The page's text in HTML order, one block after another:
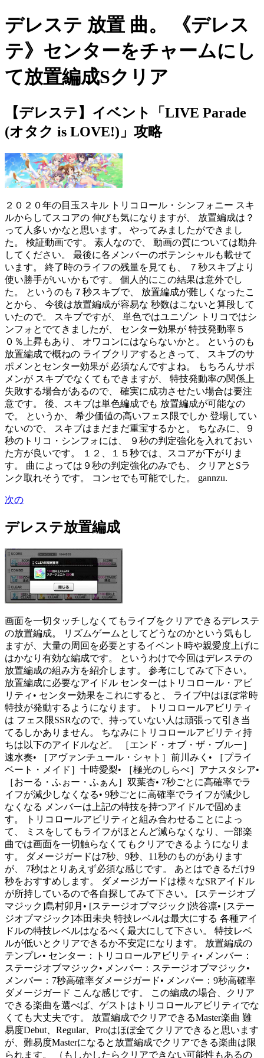
デレステ 放置 曲。 《デレス
テ》センターをチャームにし
て放置編成Sクリア
【デレステ】イベント「LIVE Parade
(オタク is LOVE!)」攻略
２０２０年の目玉スキル トリコロール・シンフォニー スキ
ルからしてスコアの 伸びも気になりますが、 放置編成は？
って人多いかなと思います。 やってみましたができまし
た。 検証動画です。 素人なので、 動画の質については勘弁
してください。 最後に各メンバーのポテンシャルも載せて
います。 終了時のライフの残量を見ても、 ７秒スキブより
使い勝手がいいかもです。 個人的にこの結果は意外でし
た。 というのも７秒スキブで、 放置編成が難しくなったこ
とから、 今後は放置編成が容易な 秒数はこないと算段して
いたので。 スキブですが、 単色ではユニゾン トリコではシ
ンフォとでてきましたが、 センター効果が 特技発動率５
０％上昇もあり、 オワコンにはならないかと。 というのも
放置編成で概ねの ライブクリアするときって、 スキブのサ
ポメンとセンター効果が 必須なんですよね。 もちろんサポ
メンが スキブでなくてもできますが、 特技発動率の関係上
失敗する場合があるので、 確実に成功させたい場合は要注
意です。 後、スキブは単色編成でも 放置編成が可能なの
で。 というか、 希少価値の高いフェス限でしか 登場してい
ないので、 スキブはまだまだ重宝するかと。 ちなみに、９
秒のトリコ・シンフォには、 ９秒の判定強化を入れておい
た方が良いです。 １２、１５秒では、スコアが下がりま
す。 曲によっては９秒の判定強化のみでも、 クリアとSラ
ンク取れそうです。 コンセでも可能でした。 gannzu.
次の
デレステ放置編成
画面を一切タッチしなくてもライブをクリアできるデレステ
の放置編成。 リズムゲームとしてどうなのかという気もし
ますが、大量の周回を必要とするイベント時や親愛度上げに
はかなり有効な編成です。 というわけで今回はデレステの
放置編成の組み方を紹介します。 参考にしてみて下さい。
放置編成に必要なアイドル センターはトリコロール・アビ
リティ• センター効果をこれにすると、 ライブ中はほぼ常時
特技が発動するようになります。 トリコロールアビリティ
は フェス限SSRなので、持っていない人は頑張って引き当
てるしかありません。 ちなみにトリコロールアビリティ持
ちは以下のアイドルなど。 ［エンド・オブ・ザ・ブルー］
速水奏• ［アヴァンチュール・シャト］前川みく• ［プライ
ベート・メイド］十時愛梨• ［極光のしらべ］アナスタシア•
［おーる・ふぉー・ふぁん］双葉杏• 7秒ごとに高確率でラ
イフが減少しなくなる• 9秒ごとに高確率でライフが減少し
なくなる メンバーは上記の特技を持つアイドルで固めま
す。 トリコロールアビリティと組み合わせることによっ
て、 ミスをしてもライフがほとんど減らなくなり、一部楽
曲では画面を一切触らなくてもクリアできるようになりま
す。 ダメージガードは7秒、9秒、11秒のものがあります
が、 7秒はとりあえず必須な感じです。 あとはできるだけ9
秒をおすすめします。 ダメージガードは様々なSRアイドル
が所持しているので各自探してみて下さい。 [ステージオブ
マジック]島村卯月• [ステージオブマジック]渋谷凛• [ステー
ジオブマジック]本田未央 特技レベルは最大にする 各種アイ
ドルの特技レベルはなるべく最大にして下さい。 特技レベ
ルが低いとクリアできるか不安定になります。 放置編成の
テンプレ• センター：トリコロールアビリティ• メンバー：
ステージオブマジック• メンバー：ステージオブマジック•
メンバー：7秒高確率ダメージガード• メンバー：9秒高確率
ダメージガード こんな感じです。 この編成の場合、クリア
できる楽曲を選べば、ゲストはトリコロールアビリティでな
くても大丈夫です。 放置編成でクリアできるMaster楽曲 難
易度Debut、Regular、Proはほぼ全てクリアできると思います
が、難易度Masterになると放置編成でクリアできる楽曲は限
られます。 （もしかしたらクリアできない可能性もあるの